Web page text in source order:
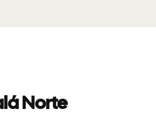
Norte